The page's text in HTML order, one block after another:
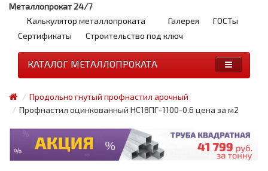
Металлопрокат 24/7
Калькулятор металлопроката
Галерея
ГОСТы
Сертификаты
Строительство под ключ
КАТАЛОГ МЕТАЛЛОПРОКАТА
Продольно гнутый профнастил арочный
Профнастил оцинкованный НС18ПГ-1100-0.6 цена за м2